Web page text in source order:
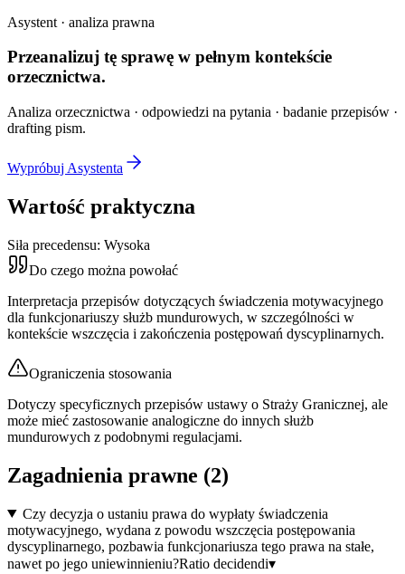
Asystent · analiza prawna
Przeanalizuj tę sprawę w pełnym kontekście
orzecznictwa.
Analiza orzecznictwa · odpowiedzi na pytania · badanie przepisów ·
drafting pism.
Wypróbuj Asystenta
Wartość praktyczna
Siła precedensu: Wysoka
Do czego można powołać
Interpretacja przepisów dotyczących świadczenia motywacyjnego
dla funkcjonariuszy służb mundurowych, w szczególności w
kontekście wszczęcia i zakończenia postępowań dyscyplinarnych.
Ograniczenia stosowania
Dotyczy specyficznych przepisów ustawy o Straży Granicznej, ale
może mieć zastosowanie analogiczne do innych służb
mundurowych z podobnymi regulacjami.
Zagadnienia prawne (2)
Czy decyzja o ustaniu prawa do wypłaty świadczenia
motywacyjnego, wydana z powodu wszczęcia postępowania
dyscyplinarnego, pozbawia funkcjonariusza tego prawa na stałe,
nawet po jego uniewinnieniu?Ratio decidendi▾